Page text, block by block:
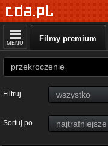
MENU Filmy premium
Filtruj
Sortuj po